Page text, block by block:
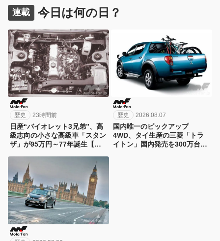
連載 今日は何の日？
歴史 23時間前
日産“バイオレット3兄弟”、高
級志向の小さな高級車「スタン
ザ」が95万円～77年誕生【今
歴史 2026.08.07
国内唯一のピックアップ
4WD、タイ生産の三菱「トラ
イトン」国内発売を300万台限